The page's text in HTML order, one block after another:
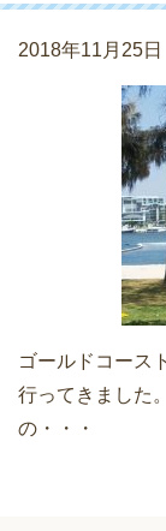
2018年11月25日
ゴールドコース
行ってきました
の・・・